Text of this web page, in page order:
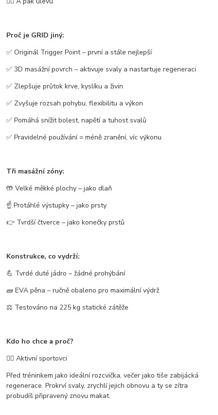
Proč je GRID jiný:
✅Originál Trigger Point– první a stále nejlepší
✅3D masážní povrch – aktivuje svaly a nastartuje regeneraci
✅ Zlepšuje průtok krve, kyslíku a živin
✅ Zvyšujerozsah pohybu, flexibilitu a výkon
✅ Pomáhá snížitbolest, napětí a tuhost svalů
✅ Pravidelné používání = méně zranění, víc výkonu
Tři masážní zóny:
🤲 Velké měkké plochy – jako dlaň
☝ Protáhlé výstupky – jako prsty
👉 Tvrdší čtverce – jako konečky prstů
Konstrukce, co vydrží:
💪 Tvrdé duté jádro – žádné prohýbání
🧱EVA pěna – ručně obaleno pro maximální výdrž
⚖ Testováno na 225 kg statické zátěže
Kdo ho chce a proč?
🏃‍♂️Aktivní sportovci
Před tréninkem jako ideální rozcvička, večer jako tiše zabijácká
regenerace. Prokrví svaly, zrychlí jejich obnovu a ty se zítra
probudíš připravený znovu makat.